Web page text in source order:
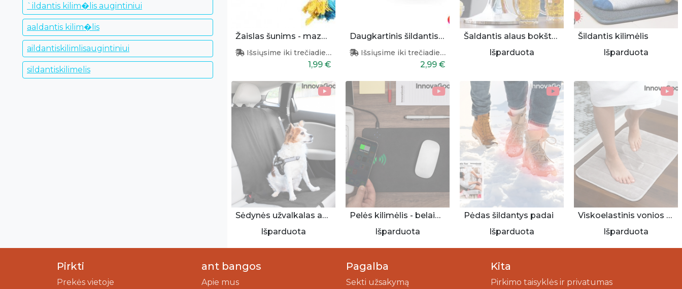
`ildantis kilim�lis augintiniui
aaldantis kilim�lis
aildantiskilimlisaugintiniui
sildantiskilimelis
Žaislas šunims - mazgas
Išsiųsime iki trečiadienio
1,99 €
Daugkartinis šildantis/šaldantis pleistras
Išsiųsime iki trečiadienio
2,99 €
Šaldantis alaus bokštas
Išparduota
Šildantis kilimėlis
Išparduota
Sėdynės užvalkalas augintiniui
Išparduota
Pelės kilimėlis - belaidis įkroviklis
Išparduota
Pėdas šildantys padai
Išparduota
Viskoelastinis vonios kilimėlis
Išparduota
Pirkti
Prekės vietoje
ant bangos
Apie mus
Pagalba
Sekti užsakymą
Kita
Pirkimo taisyklės ir privatumas